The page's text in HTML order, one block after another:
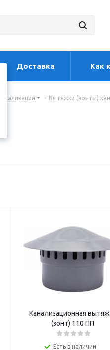
Доставка Как
Канализация - Вытяжки (зонты)
Канализационная
(зонт) 110 ПП
Есть в наличии